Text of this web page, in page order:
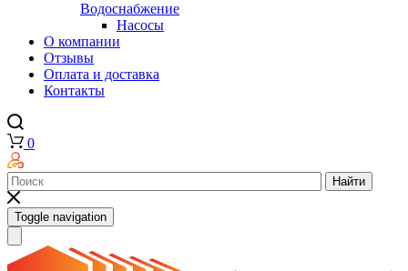
Водоснабжение
Насосы
О компании
Отзывы
Оплата и доставка
Контакты
0
Найти
Toggle navigation